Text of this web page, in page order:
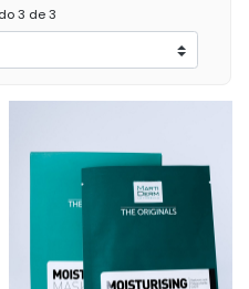
3 de 3